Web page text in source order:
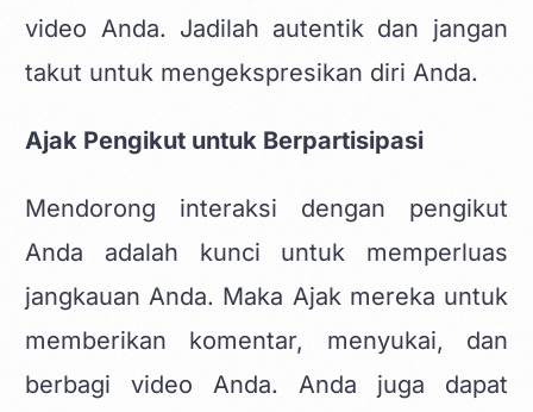
video Anda. Jadilah autentik dan jangan
takut untuk mengekspresikan diri Anda.
Ajak Pengikut untuk Berpartisipasi
Mendorong interaksi dengan pengikut
Anda adalah kunci untuk memperluas
jangkauan Anda. Maka Ajak mereka untuk
memberikan komentar, menyukai, dan
berbagi video Anda. Anda juga dapat